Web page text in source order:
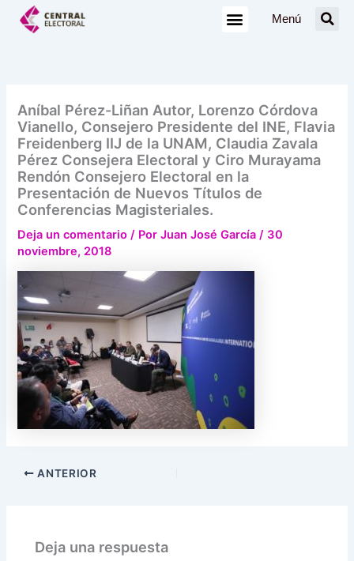
Menú
Aníbal Pérez-Liñan Autor, Lorenzo Córdova
Vianello, Consejero Presidente del INE, Flavia
Freidenberg IIJ de la UNAM, Claudia Zavala
Pérez Consejera Electoral y Ciro Murayama
Rendón Consejero Electoral en la
Presentación de Nuevos Títulos de
Conferencias Magisteriales.
Deja un comentario / PorJuan José García/ 30
noviembre, 2018
ANTERIOR
Deja una respuesta